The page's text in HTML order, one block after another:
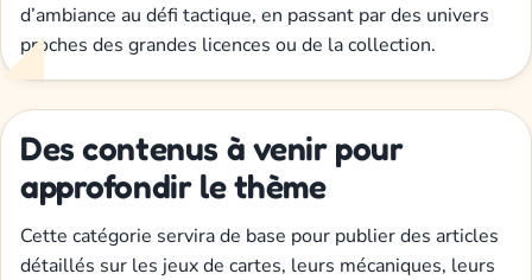
d’ambiance au défi tactique, en passant par des univers
proches des grandes licences ou de la collection.
Des contenus à venir pour
approfondir le thème
Cette catégorie servira de base pour publier des articles
détaillés sur les jeux de cartes, leurs mécaniques, leurs